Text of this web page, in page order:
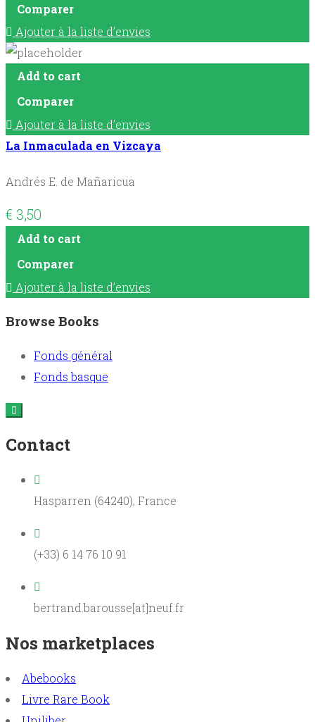
Comparer
Ajouter à la liste d’envies
Add to cart
Comparer
Ajouter à la liste d’envies
La Inmaculada en Vizcaya
Andrés E. de Mañaricua
€ 3,50
Add to cart
Comparer
Ajouter à la liste d’envies
Browse Books
Fonds général
Fonds basque
Contact
Hasparren (64240), France
(+33) 6 14 76 10 91
bertrand.barousse[at]neuf.fr
Nos marketplaces
Abebooks
Livre Rare Book